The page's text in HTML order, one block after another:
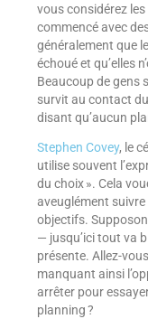
vous considérez
commencé avec
généralement que
échoué et qu’elles
Beaucoup de gens
survit au contact
disant qu’aucun
Stephen Covey, le
utilise souvent
du choix ». Cela
aveuglément
objectifs.
— jusqu’ici tout va
présente. Allez-
manquant ainsi
arrêter pour
planning ?